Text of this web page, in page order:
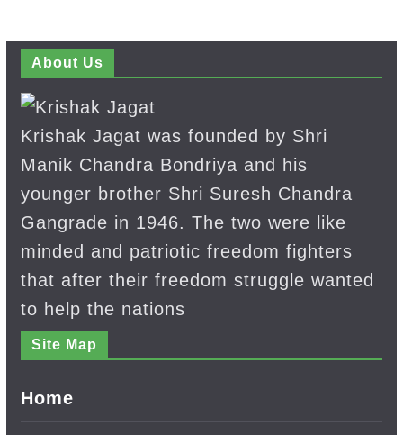
About Us
Krishak Jagat was founded by Shri
Manik Chandra Bondriya and his
younger brother Shri Suresh Chandra
Gangrade in 1946. The two were like
minded and patriotic freedom fighters
that after their freedom struggle wanted
to help the nations
Site Map
Home